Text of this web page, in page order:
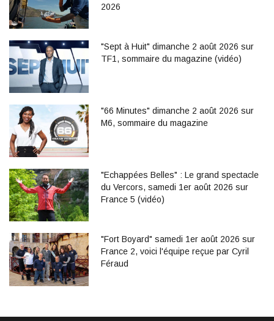
2026
"Sept à Huit" dimanche 2 août 2026 sur
TF1, sommaire du magazine (vidéo)
"66 Minutes" dimanche 2 août 2026 sur
M6, sommaire du magazine
"Echappées Belles" : Le grand spectacle
du Vercors, samedi 1er août 2026 sur
France 5 (vidéo)
"Fort Boyard" samedi 1er août 2026 sur
France 2, voici l'équipe reçue par Cyril
Féraud